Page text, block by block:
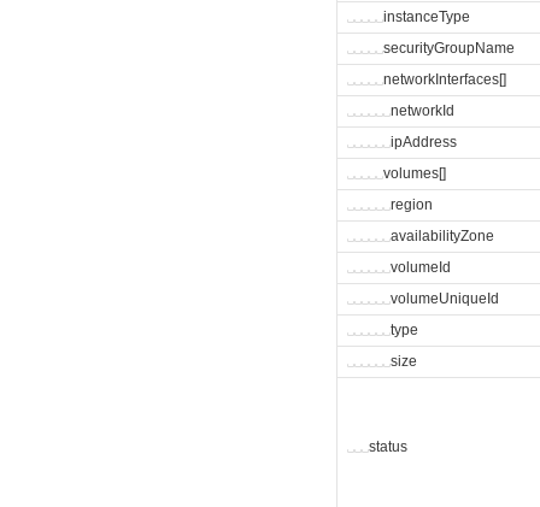
␣␣␣␣␣instanceType
␣␣␣␣␣securityGroupName
␣␣␣␣␣networkInterfaces[]
␣␣␣␣␣␣networkId
␣␣␣␣␣␣ipAddress
␣␣␣␣␣volumes[]
␣␣␣␣␣␣region
␣␣␣␣␣␣availabilityZone
␣␣␣␣␣␣volumeId
␣␣␣␣␣␣volumeUniqueId
␣␣␣␣␣␣type
␣␣␣␣␣␣size
␣␣␣status